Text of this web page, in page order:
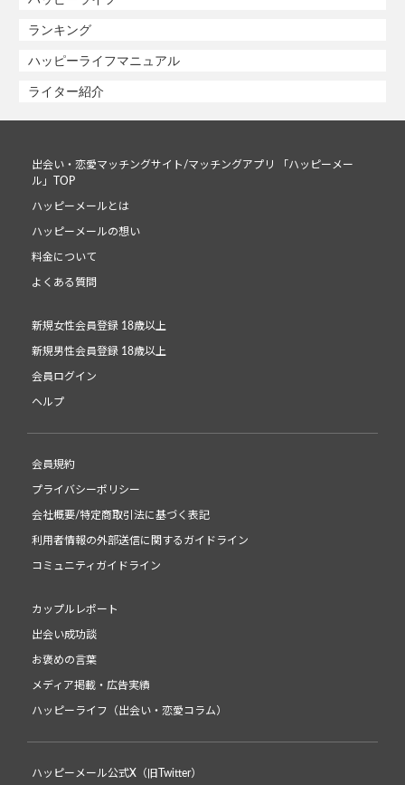
ランキング
ハッピーライフマニュアル
ライター紹介
出会い・恋愛マッチングサイト/マッチングアプリ 「ハッピーメー
ル」TOP
ハッピーメールとは
ハッピーメールの想い
料金について
よくある質問
新規女性会員登録 18歳以上
新規男性会員登録 18歳以上
会員ログイン
ヘルプ
会員規約
プライバシーポリシー
会社概要/特定商取引法に基づく表記
利用者情報の外部送信に関するガイドライン
コミュニティガイドライン
カップルレポート
出会い成功談
お褒めの言葉
メディア掲載・広告実績
ハッピーライフ（出会い・恋愛コラム）
ハッピーメール公式X（旧Twitter）